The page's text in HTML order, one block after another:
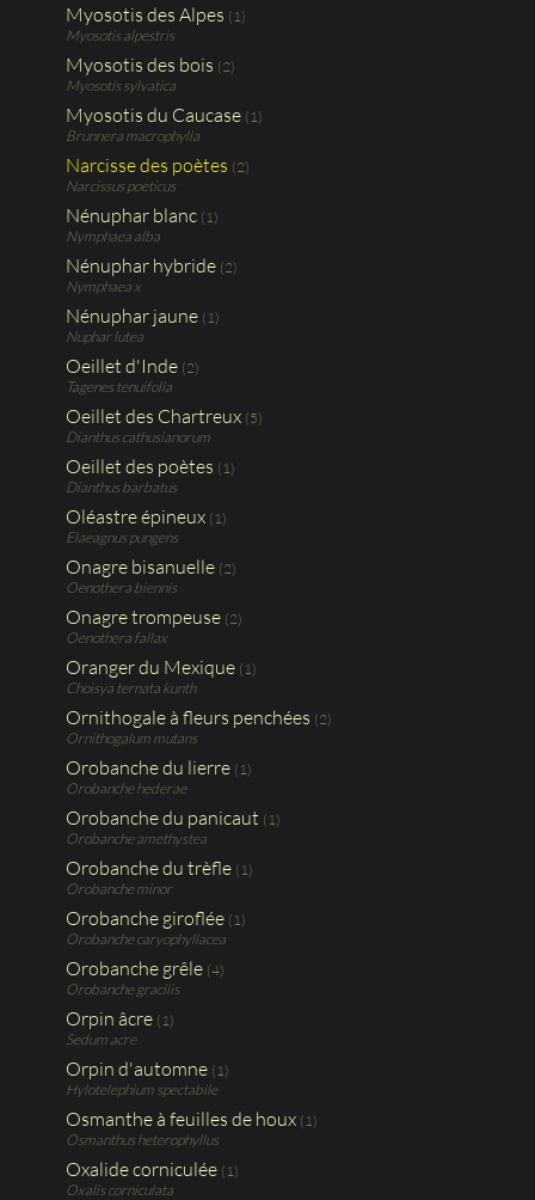
Myosotis des Alpes (1)
Myosotis alpestris
Myosotis des bois (2)
Myosotis sylvatica
Myosotis du Caucase (1)
Brunnera macrophylla
Narcisse des poètes (2)
Narcissus poeticus
Nénuphar blanc (1)
Nymphaea alba
Nénuphar hybride (2)
Nymphaea x
Nénuphar jaune (1)
Nuphar lutea
Oeillet d'Inde (2)
Tagenes tenuifolia
Oeillet des Chartreux (5)
Dianthus cathusianorum
Oeillet des poètes (1)
Dianthus barbatus
Oléastre épineux (1)
Elaeagnus pungens
Onagre bisanuelle (2)
Oenothera biennis
Onagre trompeuse (2)
Oenothera fallax
Oranger du Mexique (1)
Choisya ternata kunth
Ornithogale à fleurs penchées (2)
Ornithogalum mutans
Orobanche du lierre (1)
Orobanche hederae
Orobanche du panicaut (1)
Orobanche amethystea
Orobanche du trèfle (1)
Orobanche minor
Orobanche giroflée (1)
Orobanche caryophyllacea
Orobanche grêle (4)
Orobanche gracilis
Orpin âcre (1)
Sedum acre
Orpin d'automne (1)
Hylotelephium spectabile
Osmanthe à feuilles de houx (1)
Osmanthus heterophyllus
Oxalide corniculée (1)
Oxalis corniculata